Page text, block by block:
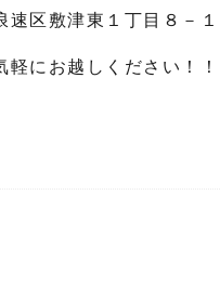
敷津東１丁目８－１
にお越しください！！